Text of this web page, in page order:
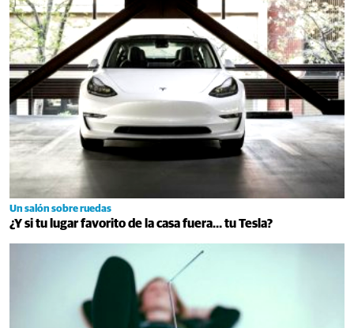
Un salón sobre ruedas
¿Y si tu lugar favorito de la casa fuera… tu Tesla?